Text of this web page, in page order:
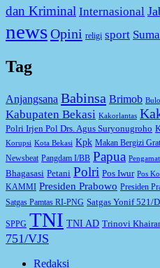
dan Kriminal Internasional
newsOpini religi sport
Tag
Anjangsana Babinsa Brimob
Kabupaten Bekasi Kakorlantas
Polri Irjen Pol Drs. Agus Suryonugroho
Korupsi Kota Bekasi Kpk Makan Bergizi
Newsbeat Pangdam I/BB Papua Pengamat
Bhagasasi Petani Polri Pos Iwur Pos
KAMMI Presiden Prabowo Presiden
Satgas Pamtas RI-PNG Satgas Yonif 521/
SPPG TNI TNI AD Trinovi
751/VJS
Redaksi